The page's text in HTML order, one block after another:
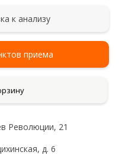
к анализу
приема
Революции, 21
д. 6